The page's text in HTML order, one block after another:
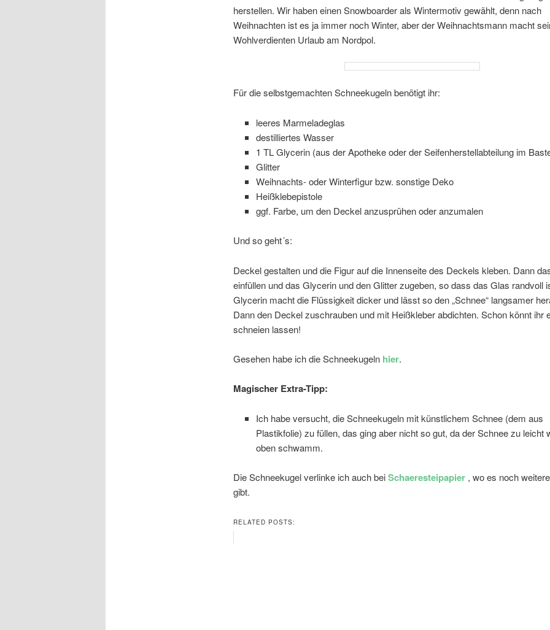
herstellen. Wir haben einen Snowboarder als Wintermotiv gewählt, denn nach
Weihnachten ist es ja immer noch Winter, aber der Weihnachtsmann macht
Wohlverdienten Urlaub am Nordpol.
Für die selbstgemachten Schneekugeln benötigt ihr:
leeres Marmeladeglas
destilliertes Wasser
1 TL Glycerin (aus der Apotheke oder der Seifenherstellabteilung im
Glitter
Weihnachts- oder Winterfigur bzw. sonstige Deko
Heißklebepistole
ggf. Farbe, um den Deckel anzusprühen oder anzumalen
Und so geht´s:
Deckel gestalten und die Figur auf die Innenseite des Deckels kleben. Dann
einfüllen und das Glycerin und den Glitter zugeben, so dass das Glas randvoll
Glycerin macht die Flüssigkeit dicker und lässt so den „Schnee“ langsamer
Dann den Deckel zuschrauben und mit Heißkleber abdichten. Schon könnt ihr
schneien lassen!
Gesehen habe ich die Schneekugeln hier.
Magischer Extra-Tipp:
Ich habe versucht, die Schneekugeln mit künstlichem Schnee (dem aus
Plastikfolie) zu füllen, das ging aber nicht so gut, da der Schnee zu leicht
oben schwamm.
Die Schneekugel verlinke ich auch beiSchaeresteipapier , wo es noch
gibt.
RELATED POSTS: